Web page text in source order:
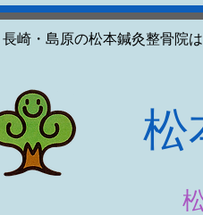
長崎・島原の松本鍼灸整骨院
松